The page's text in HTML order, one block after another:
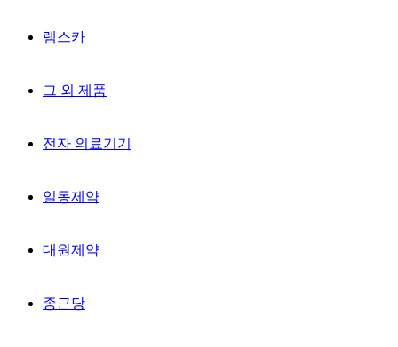
렘스카
그 외 제품
전자 의료기기
일동제약
대원제약
종근당